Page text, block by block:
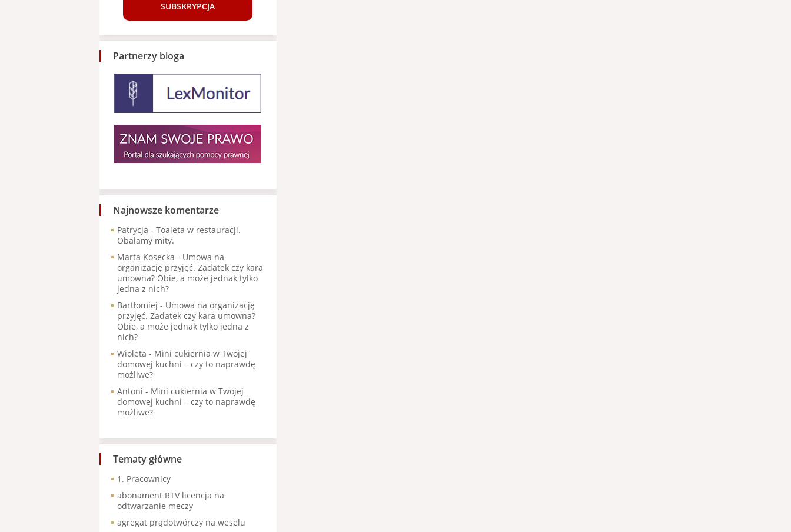
SUBSKRYPCJA
Partnerzy bloga
Najnowsze komentarze
Patrycja - Toaleta w restauracji.
Obalamy mity.
Marta Kosecka - Umowa na
organizację przyjęć. Zadatek czy kara
umowna? Obie, a może jednak tylko
jedna z nich?
Bartłomiej - Umowa na organizację
przyjęć. Zadatek czy kara umowna?
Obie, a może jednak tylko jedna z
nich?
Wioleta - Mini cukiernia w Twojej
domowej kuchni – czy to naprawdę
możliwe?
Antoni - Mini cukiernia w Twojej
domowej kuchni – czy to naprawdę
możliwe?
Tematy główne
1. Pracownicy
abonament RTV licencja na
odtwarzanie meczy
agregat prądotwórczy na weselu